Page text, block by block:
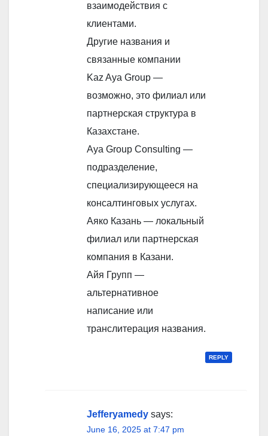
взаимодействия с
клиентами.
Другие названия и
связанные компании
Kaz Aya Group —
возможно, это филиал или
партнерская структура в
Казахстане.
Aya Group Consulting —
подразделение,
специализирующееся на
консалтинговых услугах.
Аяко Казань — локальный
филиал или партнерская
компания в Казани.
Айя Групп —
альтернативное
написание или
транслитерация названия.
REPLY
Jefferyamedy says:
June 16, 2025 at 7:47 pm